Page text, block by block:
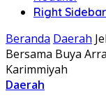
Right Sidebar
Beranda Daerah
Bersama Buya
Karimmiyah
Daerah